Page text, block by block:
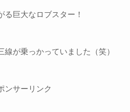
る巨大なロブスター！
が乗っかっていました（笑）
ンサーリンク